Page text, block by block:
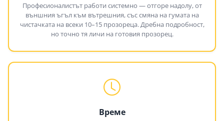
Професионалистът работи системно — отгоре надолу, от
външния ъгъл към вътрешния, със смяна на гумата на
чистачката на всеки 10–15 прозореца. Дребна подробност,
но точно тя личи на готовия прозорец.
Време